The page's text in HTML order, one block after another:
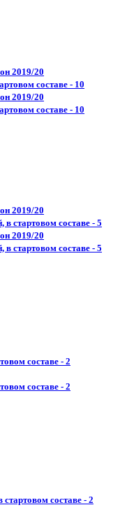
2019/20
составе - 10
2019/20
составе - 10
2019/20
в стартовом составе - 5
2019/20
в стартовом составе - 5
составе - 2
составе - 2
стартовом составе - 2